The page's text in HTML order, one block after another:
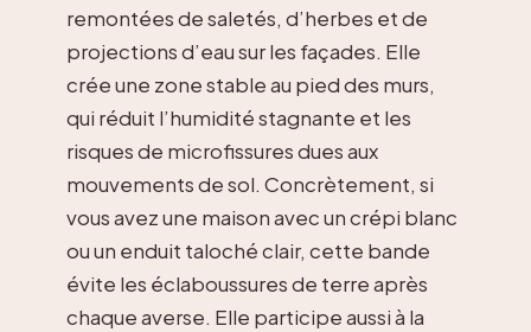
remontées de saletés, d’herbes et de
projections d’eau sur les façades. Elle
crée une zone stable au pied des murs,
qui réduit l’humidité stagnante et les
risques de microfissures dues aux
mouvements de sol. Concrètement, si
vous avez une maison avec un crépi blanc
ou un enduit taloché clair, cette bande
évite les éclaboussures de terre après
chaque averse. Elle participe aussi à la